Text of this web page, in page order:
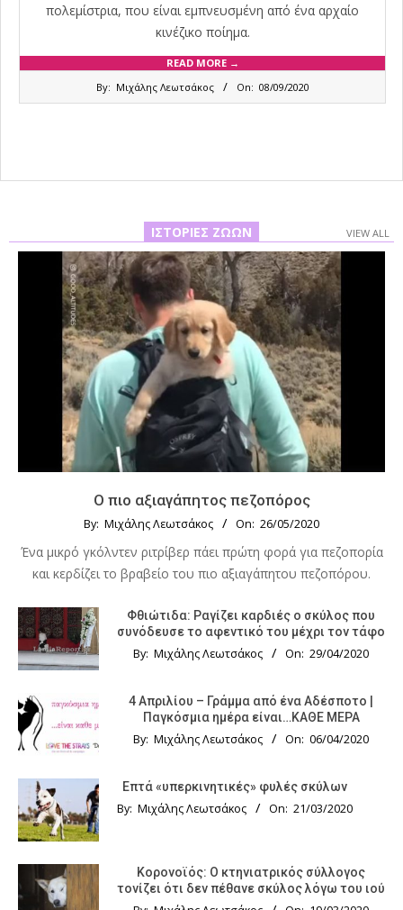
πολεμίστρια, που είναι εμπνευσμένη από ένα αρχαίο
κινέζικο ποίημα.
READ MORE →
By: Μιχάλης Λεωτσάκος On: 08/09/2020
ΙΣΤΟΡΊΕΣ ΖΏΩΝ VIEW ALL
Ο πιο αξιαγάπητος πεζοπόρος
By: Μιχάλης Λεωτσάκος On: 26/05/2020
Ένα μικρό γκόλντεν ριτρίβερ πάει πρώτη φορά για πεζοπορία
και κερδίζει το βραβείο του πιο αξιαγάπητου πεζοπόρου.
Φθιώτιδα: Ραγίζει καρδιές ο σκύλος που
συνόδευσε το αφεντικό του μέχρι τον τάφο
By: Μιχάλης Λεωτσάκος On: 29/04/2020
4 Απριλίου – Γράμμα από ένα Αδέσποτο |
Παγκόσμια ημέρα είναι…ΚΑΘΕ ΜΕΡΑ
By: Μιχάλης Λεωτσάκος On: 06/04/2020
Επτά «υπερκινητικές» φυλές σκύλων
By: Μιχάλης Λεωτσάκος On: 21/03/2020
Κορονοϊός: Ο κτηνιατρικός σύλλογος
τονίζει ότι δεν πέθανε σκύλος λόγω του ιού